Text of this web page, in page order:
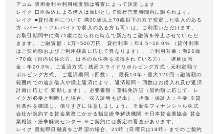
アコム 適用金利や利用極度額は審査によって決定します
レイク 口座振込による借入は原則として銀行営業時間内に限られます。
レイク ■貸付条件について 満20歳以上70歳以下の方で安定した収入のある
方（パート・アルバイトで収入のある方も可）は、ご利用いただけます。
お取引期間中に満71歳になられた時点で新たなご融資を停止させていただ
きます。 ご融資額：1万~500万円、貸付利率：年4.5~18.0% （貸付利率
はご契約額およびご利用残高に応じて異なります）、 ご利用対象：満20歳
~70歳（国内居住の方、日本の永住権を取得されている方）、 遅延損害
金：年20.0%、ご返済方式：残高スライドリボルビング方式・元利定額リ
ボルビング方式、 ご返済期間（回数）、 最長10年・最大120回（融資額の
範囲内での追加借入や繰上返済により、返済期間・回数はお借入れ及び返済
計画に応じて 変動します）、必要書類：運転免許証（契約額に応じて、レ
イクが必要と判断した場合、 収入証明も提出）、担保・保証人：不要 ※貸
付条件を確認し、借りすぎに注意しましょう。 ※新生フィナンシャル株式
会社が契約する貸金業務にかかる指定紛争解決機関 ※日本貸金業協会 貸金
業相談・紛争解決センター ※ご契約には所定の審査があります。
レイク 最短即日融資をご希望の場合、21時（日曜日は18時）までのご契約